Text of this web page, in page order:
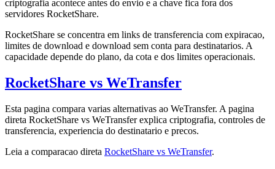
criptografia acontece antes do envio e a chave fica fora dos
servidores RocketShare.
RocketShare se concentra em links de transferencia com expiracao,
limites de download e download sem conta para destinatarios. A
capacidade depende do plano, da cota e dos limites operacionais.
RocketShare vs WeTransfer
Esta pagina compara varias alternativas ao WeTransfer. A pagina
direta RocketShare vs WeTransfer explica criptografia, controles de
transferencia, experiencia do destinatario e precos.
Leia a comparacao direta RocketShare vs WeTransfer.